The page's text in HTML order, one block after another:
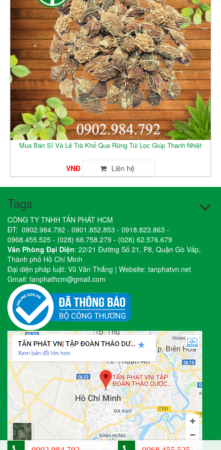
Mua Bán Sỉ Và Lẻ Trà Khổ Qua Rừng Túi Lọc Giúp Thanh Nhiệt
VNĐ
Tags
CÔNG TY TNHH TẤN PHÁT HCM
ĐT: 0902.984.792 - 0901.852.853 - 0918.823.863 -
0968.455.525 - (028) 66.758.279 - (028) 62.576.679
Văn Phòng Đại Diện: 22/21 Đường Số 21, P8, Quận Gò Vấp,
Thành phố Hồ Chí Minh
Đại diện pháp luật: Vũ Văn Thắng | Website: tanphatvn.net
Gmail: tanphathcm@gmail.com